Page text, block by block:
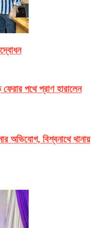
ফেরার পথে প্রাণ হারালেন
অভিযোগ, বিশ্বনাথে থানায়